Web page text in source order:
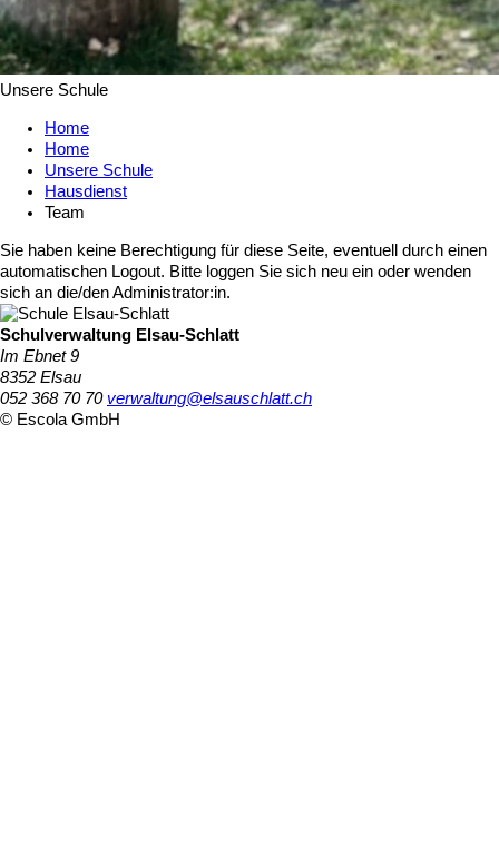
Unsere Schule
Home
Home
Unsere Schule
Hausdienst
Team
Sie haben keine Berechtigung für diese Seite, eventuell durch einen
automatischen Logout. Bitte loggen Sie sich neu ein oder wenden
sich an die/den Administrator:in.
Schulverwaltung Elsau-Schlatt
Im Ebnet 9
8352 Elsau
052 368 70 70 verwaltung@elsauschlatt.ch
© Escola GmbH